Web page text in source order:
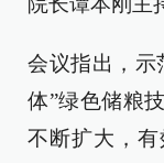
会议指出，示
体”绿色储粮
不断扩大，